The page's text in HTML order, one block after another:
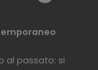
al passato: si